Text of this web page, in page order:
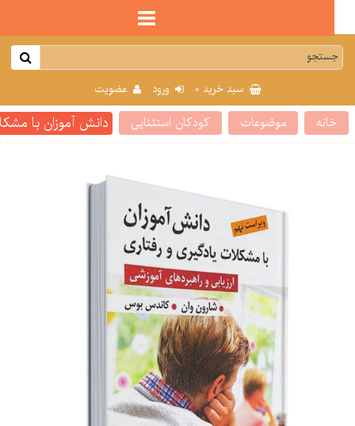
سبد خرید0 ورود عضویت
موضوعات كودكان استثنایی دانش آموزان با